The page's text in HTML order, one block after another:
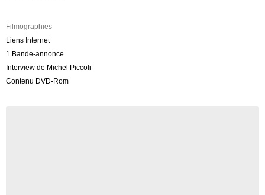
Filmographies
Liens Internet
1 Bande-annonce
Interview de Michel Piccoli
Contenu DVD-Rom